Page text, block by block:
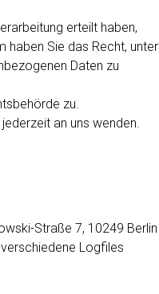
erteilt haben,
haben Sie das Recht, unter
Daten zu
zu.
an uns wenden.
Straße 7, 10249 Berlin
Logfiles